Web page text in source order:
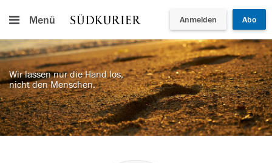
Menü Anmelden Abo
Wir lassen nur die Hand los,
nicht den Menschen.